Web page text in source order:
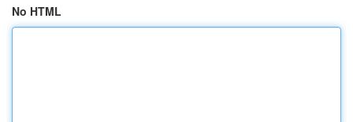
No HTML